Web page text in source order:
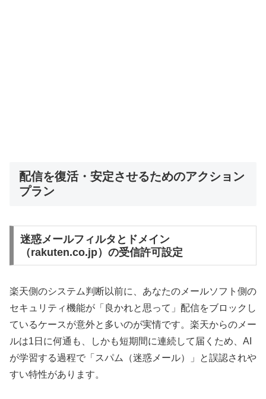
配信を復活・安定させるためのアクション
プラン
迷惑メールフィルタとドメイン
（rakuten.co.jp）の受信許可設定
楽天側のシステム判断以前に、あなたのメールソフト側の
セキュリティ機能が「良かれと思って」配信をブロックし
ているケースが意外と多いのが実情です。楽天からのメー
ルは1日に何通も、しかも短期間に連続して届くため、AI
が学習する過程で「スパム（迷惑メール）」と誤認されや
すい特性があります。